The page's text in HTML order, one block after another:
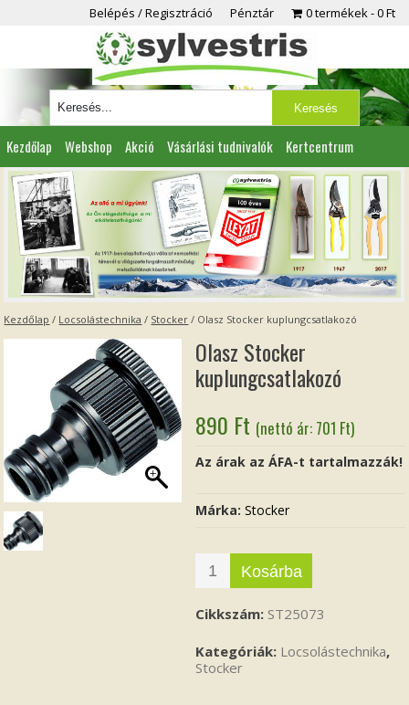
Belépés / Regisztráció Pénztár 0 termékek 0 Ft
Kezdőlap Webshop Akció Vásárlási tudnivalók Kertcentrum
Viszonteladóknak Partnereink Kapcsolat
Kezdőlap / Locsolástechnika / Stocker / Olasz Stocker kuplungcsatlakozó
Olasz Stocker
kuplungcsatlakozó
890 Ft (nettó ár: 701 Ft)
Az árak az ÁFA-t tartalmazzák!
Márka:Stocker
Kosárba
Cikkszám: ST25073
Kategóriák: Locsolástechnika,
Stocker